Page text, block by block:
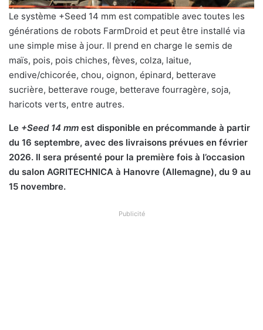
Le système +Seed 14 mm est compatible avec toutes les
générations de robots FarmDroid et peut être installé via
une simple mise à jour. Il prend en charge le semis de
maïs, pois, pois chiches, fèves, colza, laitue,
endive/chicorée, chou, oignon, épinard, betterave
sucrière, betterave rouge, betterave fourragère, soja,
haricots verts, entre autres.
Le +Seed 14 mm est disponible en précommande à partir
du 16 septembre, avec des livraisons prévues en février
2026. Il sera présenté pour la première fois à l’occasion
du salon AGRITECHNICA à Hanovre (Allemagne), du 9 au
15 novembre.
Publicité